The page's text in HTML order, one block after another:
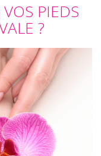
PIEDS
?